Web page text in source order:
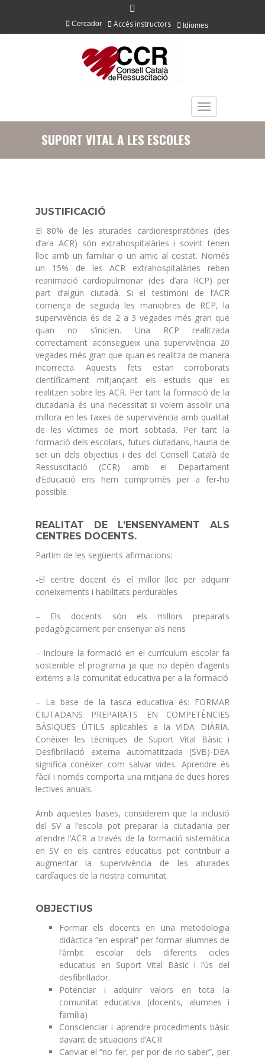
Idiomes
Accés instructors
Cercador
TOGGLE
SUPORT VITAL A LES ESCOLES
JUSTIFICACIÓ
El 80% de les aturades cardiorespiratòries (des
d’ara ACR) són extrahospitalàries i sovint tenen
lloc amb un familiar o un amic al costat. Només
un 15% de les ACR extrahospitalàries reben
reanimació cardiopulmonar (des d’ara RCP) per
part d’algun ciutadà. Si el testimoni de l’ACR
comença de seguida les maniobres de RCP, la
supervivència és de 2 a 3 vegades més gran que
quan no s’inicien. Una RCP realitzada
correctament aconsegueix una supervivència 20
vegades més gran que quan es realitza de manera
incorrecta. Aquests fets estan corroborats
científicament mitjançant els estudis que es
realitzen sobre les ACR. Per tant la formació de la
ciutadania és una necessitat si volem assolir una
millora en les taxes de supervivència amb qualitat
de les víctimes de mort sobtada. Per tant la
formació dels escolars, futurs ciutadans, hauria de
ser un dels objectius i des del Consell Català de
Ressuscitació (CCR) amb el Departament
d’Educació ens hem compromès per a fer-ho
possible.
REALITAT DE L’ENSENYAMENT ALS
CENTRES DOCENTS.
Partim de les següents afirmacions:
-El centre docent és el millor lloc per adquirir
coneixements i habilitats perdurables
– Els docents són els millors preparats
pedagògicament per ensenyar als nens
– Incloure la formació en el currículum escolar fa
sostenible el programa ja que no depèn d’agents
externs a la comunitat educativa per a la formació
– La base de la tasca educativa és: FORMAR
CIUTADANS PREPARATS EN COMPETÈNCIES
BÀSIQUES ÚTILS aplicables a la VIDA DIÀRIA.
Conèixer les tècniques de Suport Vital Bàsic i
Desfibril·lació externa automatitzada (SVB)-DEA
significa conèixer com salvar vides. Aprendre és
fàcil i només comporta una mitjana de dues hores
lectives anuals.
Amb aquestes bases, considerem que la inclusió
del SV a l’escola pot preparar la ciutadania per
atendre l’ACR a través de la formació sistemàtica
en SV en els centres educatius pot contribuir a
augmentar la supervivència de les aturades
cardíaques de la nostra comunitat.
OBJECTIUS
Formar els docents en una metodologia
didàctica “en espiral” per formar alumnes de
l’àmbit escolar dels diferents cicles
educatius en Suport Vital Bàsic i l’ús del
desfibril·lador.
Potenciar i adquirir valors en tota la
comunitat educativa (docents, alumnes i
família)
Conscienciar i aprendre procediments bàsic
davant de situacions d’ACR
Canviar el “no fer, per por de no saber”, per